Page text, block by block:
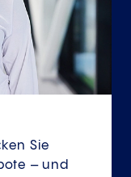
Sie
– und